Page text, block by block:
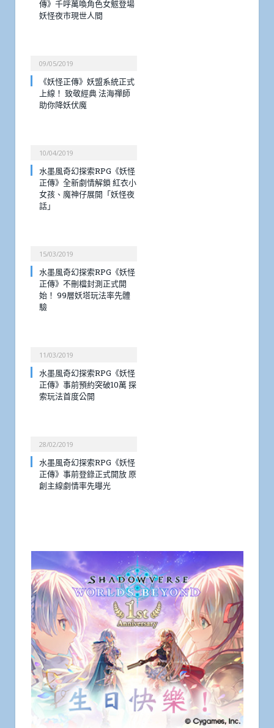
傳》千呼萬喚角色女魃登場
妖怪夜市現世人間
09/05/2019
《妖怪正傳》妖盟系統正式
上線！ 致敬經典 法海禪師
助你降妖伏魔
10/04/2019
水墨風奇幻探索RPG《妖怪
正傳》全新劇情解鎖 紅衣小
女孩、魔神仔展開「妖怪夜
話」
15/03/2019
水墨風奇幻探索RPG《妖怪
正傳》不刪檔封測正式開
始！ 99層妖塔玩法率先體
驗
11/03/2019
水墨風奇幻探索RPG《妖怪
正傳》事前預約突破10萬 探
索玩法首度公開
28/02/2019
水墨風奇幻探索RPG《妖怪
正傳》事前登錄正式開放 原
創主線劇情率先曝光